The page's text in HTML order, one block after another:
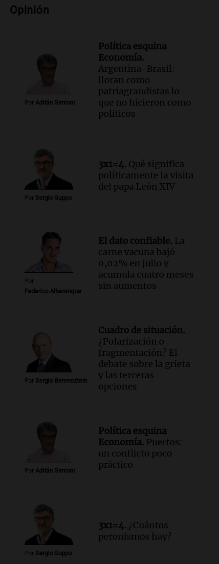
Audio.
Episodios
Audio.
Incremento del precio de la
carne frente a la pasta artesanal en
Córdoba
Noticias
temporales y cambios legislativos
Panorama Federal
Episodios
Audio.Monseñor Raúl Pizarro Travers es
el actual secretario general de la
Episodios
Opinión
Por Adrián Simioni
Política esquina
Economía.
Argentina-Brasil:
lloran como
patriagrandistas lo
que no hicieron como
politicos
Por Sergio Suppo
3x1=4. Qué significa
políticamente la visita
del papa León XIV
Por
Federico Albarenque
El dato confiable. La
carne vacuna bajó
0,02% en julio y
acumula cuatro meses
sin aumentos
Por Sergio Berensztein
Cuadro de situación.
¿Polarización o
fragmentación? El
debate sobre la grieta
y las terceras
opciones
Por Adrián Simioni
Política esquina
Economía. Puertos:
un conflicto poco
práctico
Por Sergio Suppo
3x1=4. ¿Cuántos
peronismos hay?